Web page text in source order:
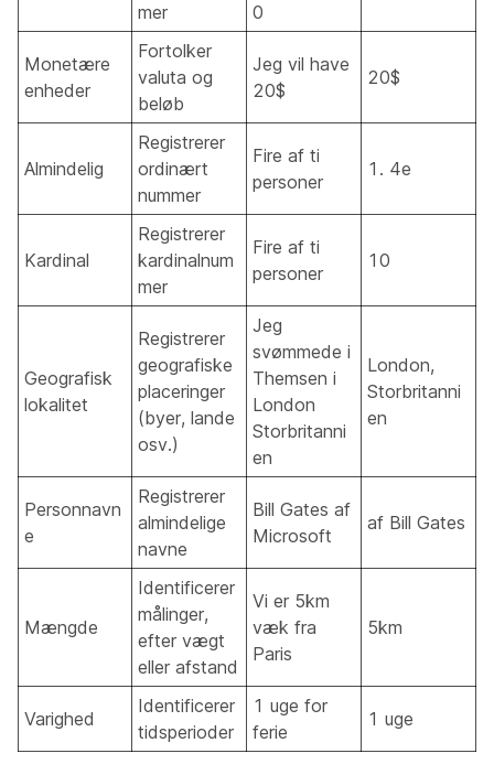
mer
0
Monetære
enheder
Fortolker
valuta og
beløb
Jeg vil have
20$
20$
Almindelig
Registrerer
ordinært
nummer
Fire af ti
personer
1. 4e
Kardinal
Registrerer
kardinalnum
mer
Fire af ti
personer
10
Geografisk
lokalitet
Registrerer
geografiske
placeringer
(byer, lande
osv.)
Jeg
svømmede i
Themsen i
London
Storbritanni
en
London,
Storbritanni
en
Personnavn
e
Registrerer
almindelige
navne
Bill Gates af
Microsoft
af Bill Gates
Mængde
Identificerer
målinger,
efter vægt
eller afstand
Vi er 5km
væk fra
Paris
5km
Varighed
Identificerer
tidsperioder
1 uge for
ferie
1 uge